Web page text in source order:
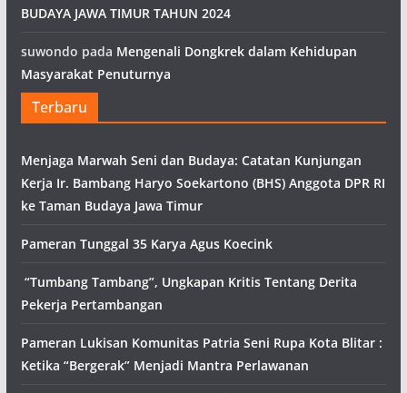
BUDAYA JAWA TIMUR TAHUN 2024
suwondo pada Mengenali Dongkrek dalam Kehidupan
Masyarakat Penuturnya
Terbaru
Menjaga Marwah Seni dan Budaya: Catatan Kunjungan
Kerja Ir. Bambang Haryo Soekartono (BHS) Anggota DPR RI
ke Taman Budaya Jawa Timur
Pameran Tunggal 35 Karya Agus Koecink
“Tumbang Tambang”, Ungkapan Kritis Tentang Derita
Pekerja Pertambangan
Pameran Lukisan Komunitas Patria Seni Rupa Kota Blitar :
Ketika “Bergerak” Menjadi Mantra Perlawanan